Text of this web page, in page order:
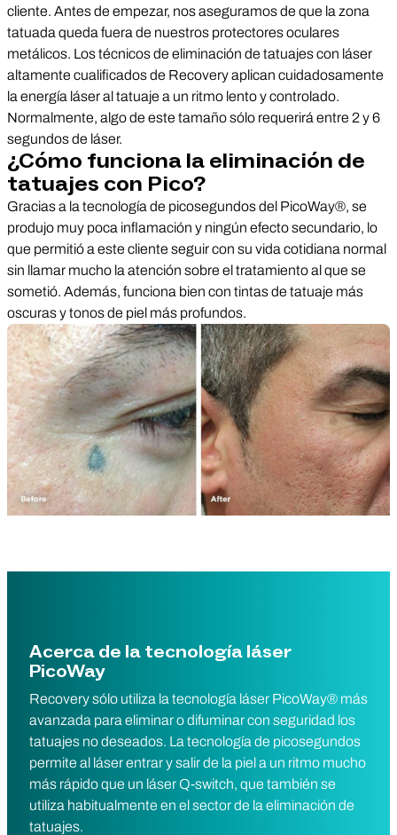
cliente. Antes de empezar, nos aseguramos de que la zona
tatuada queda fuera de nuestros protectores oculares
metálicos. Los técnicos de eliminación de tatuajes con láser
altamente cualificados de Recovery aplican cuidadosamente
la energía láser al tatuaje a un ritmo lento y controlado.
Normalmente, algo de este tamaño sólo requerirá entre 2 y 6
segundos de láser.
¿Cómo funciona la eliminación de
tatuajes con Pico?
Gracias a la tecnología de picosegundos del PicoWay®, se
produjo muy poca inflamación y ningún efecto secundario, lo
que permitió a este cliente seguir con su vida cotidiana normal
sin llamar mucho la atención sobre el tratamiento al que se
sometió. Además, funciona bien con tintas de tatuaje más
oscuras y tonos de piel más profundos.
Acerca de la tecnología láser
PicoWay
Recovery sólo utiliza la tecnología láser PicoWay® más
avanzada para eliminar o difuminar con seguridad los
tatuajes no deseados. La tecnología de picosegundos
permite al láser entrar y salir de la piel a un ritmo mucho
más rápido que un láser Q-switch, que también se
utiliza habitualmente en el sector de la eliminación de
tatuajes.